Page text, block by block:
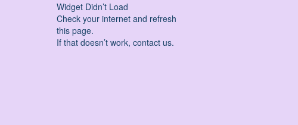
Widget Didn’t Load
Check your internet and refresh
this page.
If that doesn’t work, contact us.